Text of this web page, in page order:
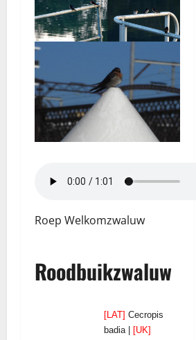
Roep Welkomzwaluw
Roodbuikzwaluw
[LAT] Cecropis
badia |
[UK]